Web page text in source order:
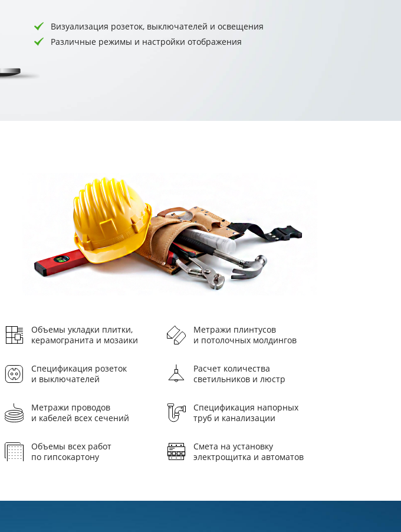
Визуализация розеток, выключателей и освещения
Различные режимы и настройки отображения
Объемы укладки плитки,
керамогранита и мозаики
Метражи плинтусов
и потолочных молдингов
Спецификация розеток
и выключателей
Расчет количества
светильников и люстр
Метражи проводов
и кабелей всех сечений
Спецификация напорных
труб и канализации
Объемы всех работ
по гипсокартону
Смета на установку
электрощитка и автоматов